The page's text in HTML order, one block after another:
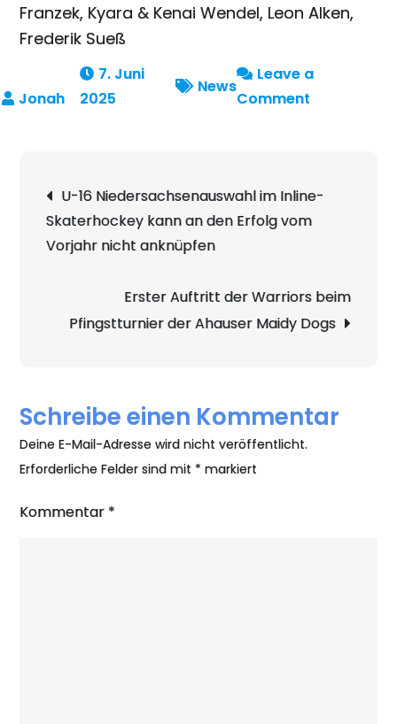
Franzek, Kyara & Kenai Wendel, Leon Alken,
Frederik Sueß
7. Juni
2025
News
Leave a
Commenton
U-
13
in
U-16 Niedersachsenauswahl im Inline-
Skaterhockey kann an den Erfolg vom
Vorjahr nicht anknüpfen
Erster Auftritt der Warriors beim
Pfingstturnier der Ahauser Maidy Dogs
Schreibe einen Kommentar
Deine E-Mail-Adresse wird nicht veröffentlicht.
Erforderliche Felder sind mit * markiert
Kommentar *